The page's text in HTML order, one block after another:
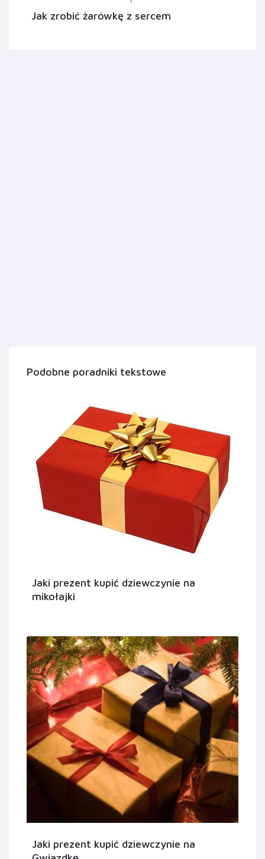
Jak zrobić żarówkę z sercem
Podobne poradniki tekstowe
Jaki prezent kupić dziewczynie na
mikołajki
Jaki prezent kupić dziewczynie na